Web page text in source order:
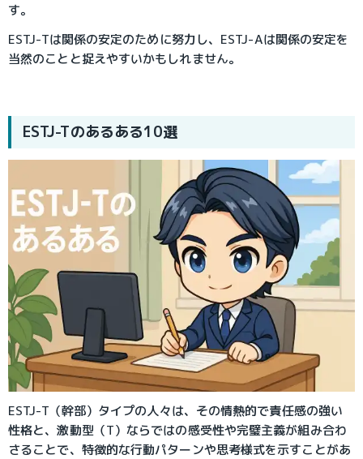
す。
ESTJ-Tは関係の安定のために努力し、ESTJ-Aは関係の安定を
当然のことと捉えやすいかもしれません。
ESTJ-Tのあるある10選
ESTJ-T（幹部）タイプの人々は、その情熱的で責任感の強い
性格と、激動型（T）ならではの感受性や完璧主義が組み合わ
さることで、特徴的な行動パターンや思考様式を示すことがあ